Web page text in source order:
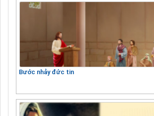
Bước nhảy đức tin